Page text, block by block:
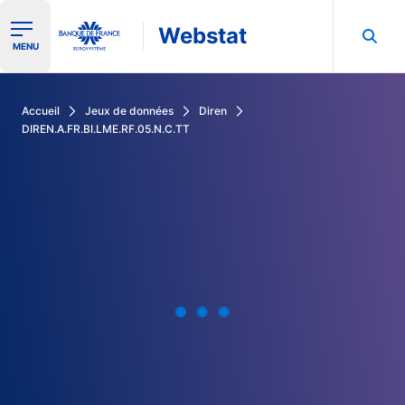
Ouvrir le menu de navigation
MENU Webstat
Accueil Jeux de données
Diren
DIREN.A.FR.BI.LME.RF.05.N.C.TT